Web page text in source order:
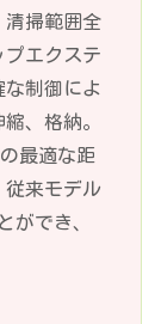
清掃範囲全
プエクステ
な制御によ
、格納。
最適な距
従来モデル
ができ、